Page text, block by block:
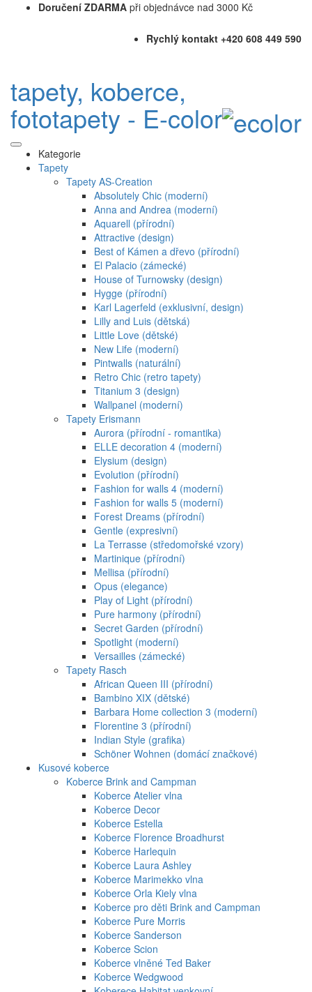
Doručení ZDARMA při objednávce nad 3000 Kč
Rychlý kontakt +420 608 449 590
tapety, koberce,
fototapety - E-color
Kategorie
Tapety
Tapety AS-Creation
Absolutely Chic (moderní)
Anna and Andrea (moderní)
Aquarell (přírodní)
Attractive (design)
Best of Kámen a dřevo (přírodní)
El Palacio (zámecké)
House of Turnowsky (design)
Hygge (přírodní)
Karl Lagerfeld (exklusivní, design)
Lilly and Luis (dětská)
Little Love (dětské)
New Life (moderní)
Pintwalls (naturální)
Retro Chic (retro tapety)
Titanium 3 (design)
Wallpanel (moderní)
Tapety Erismann
Aurora (přírodní - romantika)
ELLE decoration 4 (moderní)
Elysium (design)
Evolution (přírodní)
Fashion for walls 4 (moderní)
Fashion for walls 5 (moderní)
Forest Dreams (přírodní)
Gentle (expresivní)
La Terrasse (středomořské vzory)
Martinique (přírodní)
Mellisa (přírodní)
Opus (elegance)
Play of Light (přírodní)
Pure harmony (přírodní)
Secret Garden (přírodní)
Spotlight (moderní)
Versailles (zámecké)
Tapety Rasch
African Queen III (přírodní)
Bambino XIX (dětské)
Barbara Home collection 3 (moderní)
Florentine 3 (přírodní)
Indian Style (grafika)
Schöner Wohnen (domácí značkové)
Kusové koberce
Koberce Brink and Campman
Koberce Atelier vlna
Koberce Decor
Koberce Estella
Koberce Florence Broadhurst
Koberce Harlequin
Koberce Laura Ashley
Koberce Marimekko vlna
Koberce Orla Kiely vlna
Koberce pro děti Brink and Campman
Koberce Pure Morris
Koberce Sanderson
Koberce Scion
Koberce vlněné Ted Baker
Koberce Wedgwood